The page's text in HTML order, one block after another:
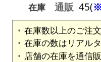
在庫
通販 45(※
在庫数以上のご注
在庫の数はリアル
店舗の在庫を通信